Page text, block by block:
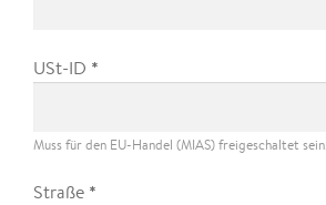
USt-ID *
Muss für den EU-Handel (MIAS) freigeschaltet sein.
Straße *